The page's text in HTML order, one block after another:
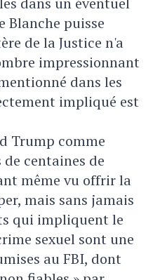
Blanche puisse
de la Justice n'a
impressionnant
dans les
impliqué est
Trump comme
centaines de
même vu offrir la
mais sans jamais
qui impliquent le
sexuel sont une
au FBI, dont